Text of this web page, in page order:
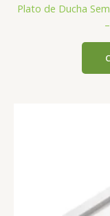
Plato de Ducha